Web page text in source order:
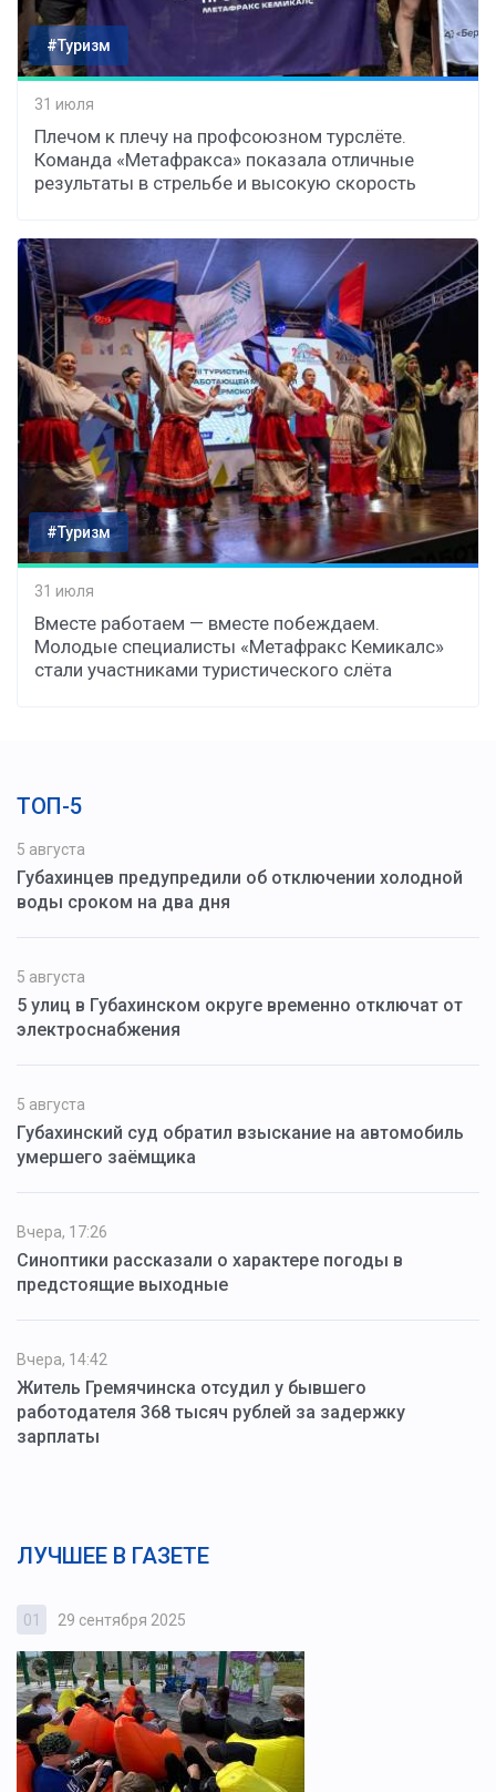
#Туризм
31 июля
Плечом к плечу на профсоюзном турслёте.
Команда «Метафракса» показала отличные
результаты в стрельбе и высокую скорость
#Туризм
31 июля
Вместе работаем — вместе побеждаем.
Молодые специалисты «Метафракс Кемикалс»
стали участниками туристического слёта
ТОП-5
5 августа
Губахинцев предупредили об отключении холодной
воды сроком на два дня
5 августа
5 улиц в Губахинском округе временно отключат от
электроснабжения
5 августа
Губахинский суд обратил взыскание на автомобиль
умершего заёмщика
Вчера, 17:26
Синоптики рассказали о характере погоды в
предстоящие выходные
Вчера, 14:42
Житель Гремячинска отсудил у бывшего
работодателя 368 тысяч рублей за задержку
зарплаты
ЛУЧШЕЕ В ГАЗЕТЕ
01 29 сентября 2025